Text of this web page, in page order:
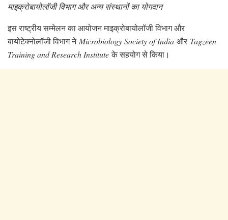
माइक्रोबायोलॉजी विभाग और अन्य संस्थानों का योगदान
इस राष्ट्रीय सम्मेलन का आयोजन माइक्रोबायोलॉजी विभाग और
बायोटेक्नोलॉजी विभाग ने Microbiology Society of India और Tagzeen
Training and Research Instituteके सहयोग से किया।